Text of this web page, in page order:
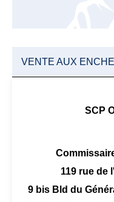
VENTE AUX
SCP
119 rue de
9 bis Bld du